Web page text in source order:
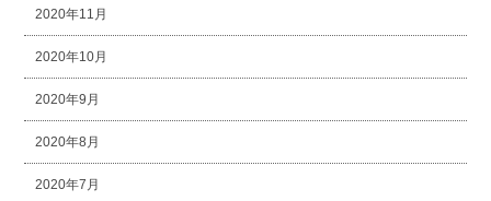
2020年11月
2020年10月
2020年9月
2020年8月
2020年7月